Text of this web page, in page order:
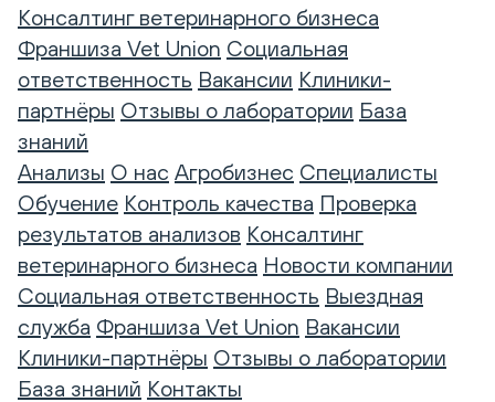
Консалтинг ветеринарного бизнеса
Франшиза Vet Union Социальная
ответственность Вакансии Клиники-
партнёры Отзывы о лаборатории База
знаний
Анализы О нас Агробизнес Специалисты
Обучение Контроль качества Проверка
результатов анализов Консалтинг
ветеринарного бизнеса Новости компании
Социальная ответственность Выездная
служба Франшиза Vet Union Вакансии
Клиники-партнёры Отзывы о лаборатории
База знаний Контакты